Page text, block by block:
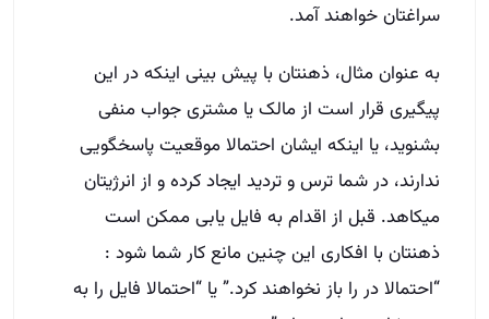
سراغتان خواهند آمد.
به عنوان مثال، ذهنتان با پیش بینی اینکه در این
پیگیری قرار است از مالک یا مشتری جواب منفی
بشنوید، یا اینکه ایشان احتمالا موقعیت پاسخگویی
ندارند، در شما ترس و تردید ایجاد کرده و از انرژیتان
میکاهد. قبل از اقدام به فایل یابی ممکن است
ذهنتان با افکاری این چنین مانع کار شما شود :
“احتمالا در را باز نخواهند کرد.” یا “احتمالا فایل را به